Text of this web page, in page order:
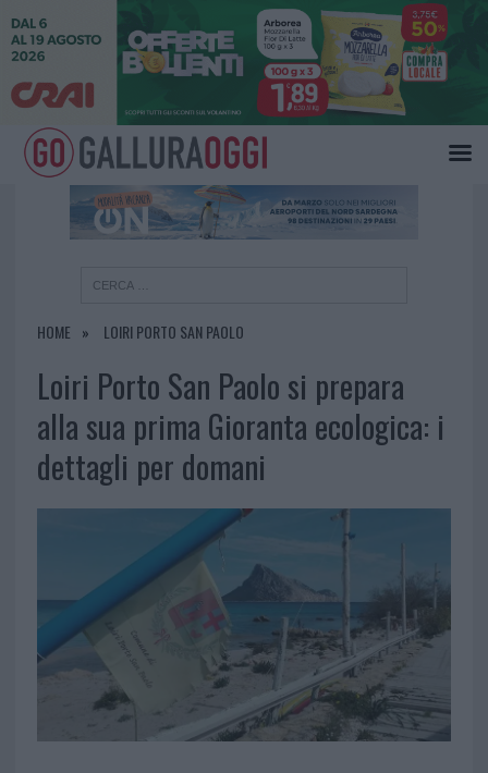
HOME LOIRI PORTO SAN PAOLO
Loiri Porto San Paolo si prepara
alla sua prima Gioranta ecologica: i
dettagli per domani
×